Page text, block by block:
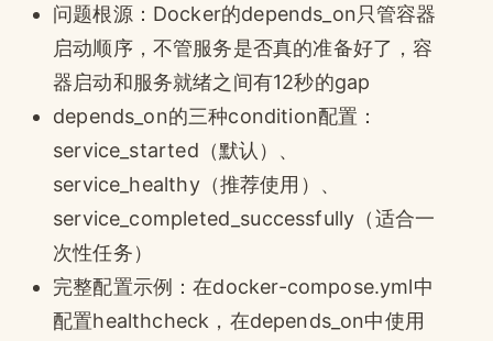
问题根源：Docker的depends_on只管容器
启动顺序，不管服务是否真的准备好了，容
器启动和服务就绪之间有12秒的gap
depends_on的三种condition配置：
service_started（默认）、
service_healthy（推荐使用）、
service_completed_successfully（适合一
次性任务）
完整配置示例：在docker-compose.yml中
配置healthcheck，在depends_on中使用